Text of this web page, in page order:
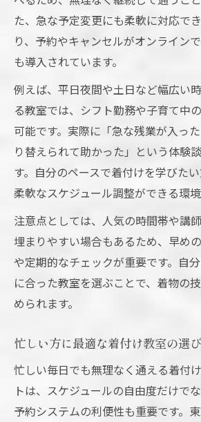
た、急な予定変更にも柔軟に対応で
り、予約やキャンセルがオンライン
も導入されています。
例えば、平日夜間や土日など幅広い
る教室では、シフト勤務や子育て中
可能です。実際に「急な残業が入っ
り替えられて助かった」という体験
す。自分のペースで着付けを学びた
柔軟なスケジュール調整ができる環境
注意点としては、人気の時間帯や講
埋まりやすい場合もあるため、早め
や定期的なチェックが重要です。自
に合った教室を選ぶことで、着物の
められます。
忙しい方に最適な着付け教室の選
忙しい毎日でも無理なく通える着付
トは、スケジュールの自由度だけで
予約システムの利便性も重要です。